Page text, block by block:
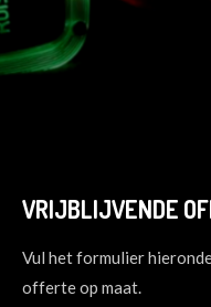
VRIJBLIJVENDE
Vul het formulier
offerte op maat.